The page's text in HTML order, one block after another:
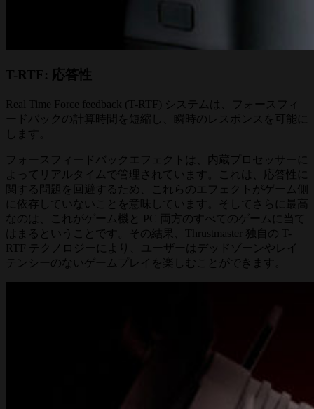
T-RTF: 応答性
Real Time Force feedback (T-RTF) システムは、フォースフィ
ードバックの計算時間を短縮し、瞬時のレスポンスを可能に
します。
フォースフィードバックエフェクトは、内蔵プロセッサーに
よってリアルタイムで管理されています。これは、応答性に
関する問題を回避するため、これらのエフェクトがゲーム側
に依存していないことを意味しています。そしてさらに最高
なのは、これがゲーム機と PC 両方のすべてのゲームに当て
はまるということです。その結果、Thrustmaster 独自の T-
RTF テクノロジーにより、ユーザーはデッドゾーンやレイ
テンシーのないゲームプレイを楽しむことができます。